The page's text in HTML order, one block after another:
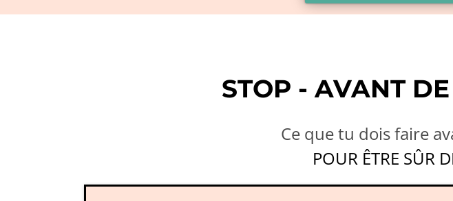
STOP - AVANT
Ce que tu dois faire
POUR ÊTRE SÛR